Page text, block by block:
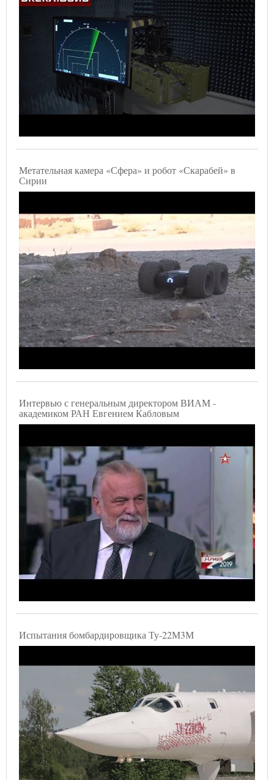
Метательная камера «Сфера» и робот «Скарабей» в
Сирии
Интервью с генеральным директором ВИАМ -
академиком РАН Евгением Кабловым
Испытания бомбардировщика Ту-22М3М